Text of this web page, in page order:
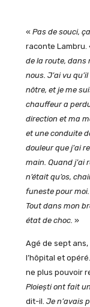
« Pas de souci,
raconte Lambru.
de la route, dans
nous. J’ai vu
nôtre, et je me
chauffeur a
direction et ma
et une conduite
douleur que j’ai
main. Quand j’ai
n’était qu’os,
funeste pour
Tout dans mon
état de choc. »
Agé de sept
l’hôpital et
ne plus pouvoir
Ploiești ont fait
dit-il. Je n’avais